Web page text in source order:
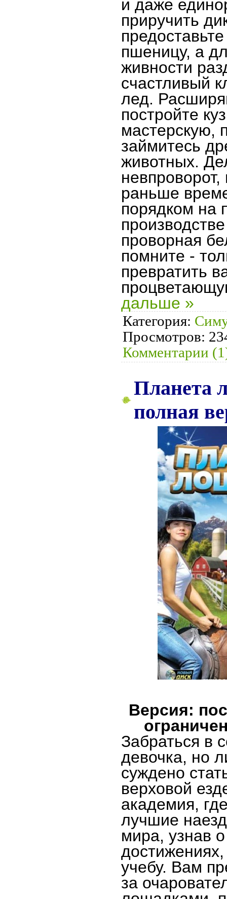
и даже
приручить
пшеницу, а
живности
счастливый
лед.
постройте
мастерскую,
займитесь
животных.
раньше
порядком на
проворная
помните -
превратить
дальше »
Категория:
Просмотров:
Комментарии
Планета
полная
Версия:
Забраться в
девочка, но
суждено
верховой
академия,
лучшие
мира, узнав
учебу. Вам
за